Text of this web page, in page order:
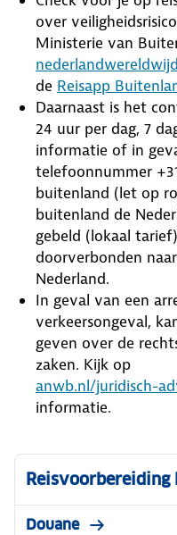
over
Ministerie van
de Reisapp
Daarnaast is het
24 uur per dag, 7
informatie of in
telefoonnummer
buitenland (let op
buitenland de
gebeld (lokaal
doorverbonden
Nederland.
In geval van een
verkeersongeval,
geven over de
zaken. Kijk op
anwb.nl/juridisch-
informatie.
Reisvoorbereiding
Douane